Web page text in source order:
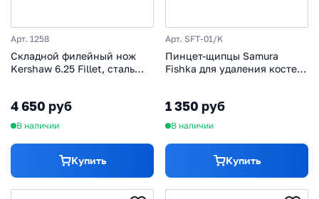
Арт. 1258
Складной филейный нож
Kershaw 6.25 Fillet, сталь
4 650 руб
В наличии
Купить
Арт. SFT-01/K
Пинцет-щипцы Samura
Fishka для удаления костей
1 350 руб
В наличии
Купить